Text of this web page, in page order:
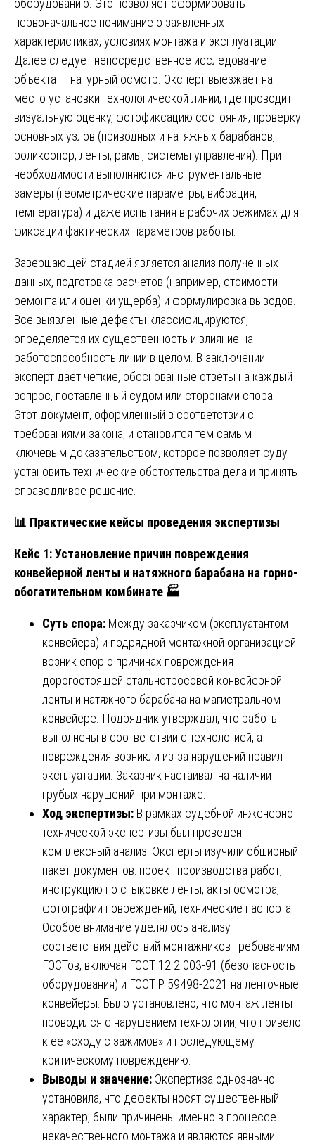
оборудованию. Это позволяет сформировать
первоначальное понимание о заявленных
характеристиках, условиях монтажа и эксплуатации.
Далее следует непосредственное исследование
объекта — натурный осмотр. Эксперт выезжает на
место установки технологической линии, где проводит
визуальную оценку, фотофиксацию состояния, проверку
основных узлов (приводных и натяжных барабанов,
роликоопор, ленты, рамы, системы управления). При
необходимости выполняются инструментальные
замеры (геометрические параметры, вибрация,
температура) и даже испытания в рабочих режимах для
фиксации фактических параметров работы.
Завершающей стадией является анализ полученных
данных, подготовка расчетов (например, стоимости
ремонта или оценки ущерба) и формулировка выводов.
Все выявленные дефекты классифицируются,
определяется их существенность и влияние на
работоспособность линии в целом. В заключении
эксперт дает четкие, обоснованные ответы на каждый
вопрос, поставленный судом или сторонами спора.
Этот документ, оформленный в соответствии с
требованиями закона, и становится тем самым
ключевым доказательством, которое позволяет суду
установить технические обстоятельства дела и принять
справедливое решение.
📊 Практические кейсы проведения экспертизы
Кейс 1: Установление причин повреждения
конвейерной ленты и натяжного барабана на горно-
обогатительном комбинате 🏭
Суть спора: Между заказчиком (эксплуатантом
конвейера) и подрядной монтажной организацией
возник спор о причинах повреждения
дорогостоящей стальнотросовой конвейерной
ленты и натяжного барабана на магистральном
конвейере. Подрядчик утверждал, что работы
выполнены в соответствии с технологией, а
повреждения возникли из-за нарушений правил
эксплуатации. Заказчик настаивал на наличии
грубых нарушений при монтаже.
Ход экспертизы: В рамках судебной инженерно-
технической экспертизы был проведен
комплексный анализ. Эксперты изучили обширный
пакет документов: проект производства работ,
инструкцию по стыковке ленты, акты осмотра,
фотографии повреждений, технические паспорта.
Особое внимание уделялось анализу
соответствия действий монтажников требованиям
ГОСТов, включая ГОСТ 12.2.003-91 (безопасность
оборудования) и ГОСТ Р 59498-2021 на ленточные
конвейеры. Было установлено, что монтаж ленты
проводился с нарушением технологии, что привело
к ее «сходу с зажимов» и последующему
критическому повреждению.
Выводы и значение: Экспертиза однозначно
установила, что дефекты носят существенный
характер, были причинены именно в процессе
некачественного монтажа и являются явными.